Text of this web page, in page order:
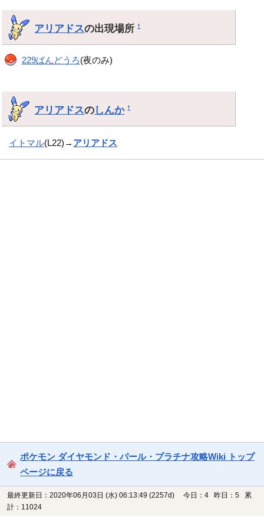
アリアドスの出現場所†
229ばんどうろ(夜のみ)
アリアドスのしんか †
イトマル(L22)→ アリアドス
ポケモン ダイヤモンド・パール・プラチナ攻略Wiki トップ
ページに戻る
最終更新日：2020年06月03日 (水) 06:13:49 (2257d)
今日：4 昨日：5 累
計：11024